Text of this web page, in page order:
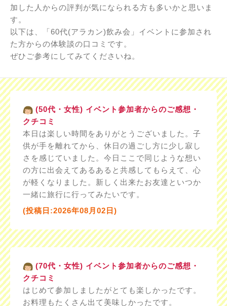
加した人からの評判が気になられる方も多いかと思いま
す。
以下は、「60代(アラカン)飲み会」イベントに参加され
た方からの体験談の口コミです。
ぜひご参考にしてみてくださいね。
(50代・女性) イベント参加者からのご感想・
クチコミ
本日は楽しい時間をありがとうございました。子
供が手を離れてから、休日の過ごし方に少し寂し
さを感じていました。今日ここで同じような想い
の方に出会えてあるあると共感してもらえて、心
が軽くなりました。新しく出来たお友達といつか
一緒に旅行に行ってみたいです。
(投稿日:2026年08月02日)
(70代・女性) イベント参加者からのご感想・
クチコミ
はじめて参加しましたがとても楽しかったです。
お料理もたくさん出て美味しかったです。